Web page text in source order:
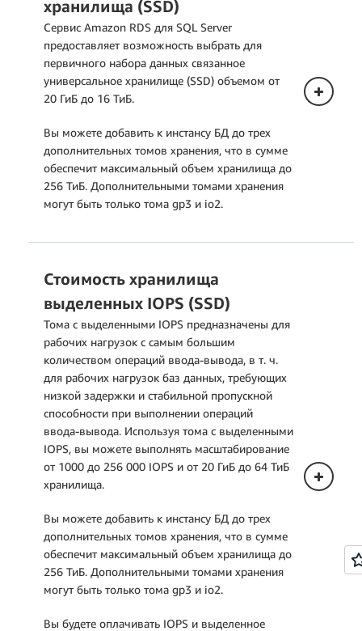
хранилища (SSD)
Сервис Amazon RDS для SQL Server
предоставляет возможность выбрать для
первичного набора данных связанное
универсальное хранилище (SSD) объемом от
20 ГиБ до 16 ТиБ.
Вы можете добавить к инстансу БД до трех
дополнительных томов хранения, что в сумме
обеспечит максимальный объем хранилища до
256 ТиБ. Дополнительными томами хранения
могут быть только тома gp3 и io2.
Развертывание в одной зоне
Цены, указанные ниже, относятся к
инстансам БД, развернутым в одной
зоне доступности.
Развертывание в нескольких зонах
доступности (один резервный
инстанс)
Стоимость хранилища
выделенных IOPS (SSD)
Тома с выделенными IOPS предназначены для
рабочих нагрузок с самым большим
количеством операций ввода‑вывода, в т. ч.
для рабочих нагрузок баз данных, требующих
низкой задержки и стабильной пропускной
способности при выполнении операций
ввода‑вывода. Используя тома с выделенными
IOPS, вы можете выполнять масштабирование
от 1000 до 256 000 IOPS и от 20 ГиБ до 64 ТиБ
хранилища.
Вы можете добавить к инстансу БД до трех
дополнительных томов хранения, что в сумме
обеспечит максимальный объем хранилища до
256 ТиБ. Дополнительными томами хранения
могут быть только тома gp3 и io2.
Вы будете оплачивать IOPS и выделенное